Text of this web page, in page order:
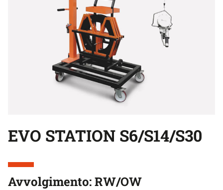
EVO STATION S6/S14/S30
Avvolgimento: RW/OW